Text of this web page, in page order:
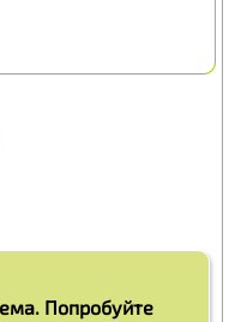
Попробуйте